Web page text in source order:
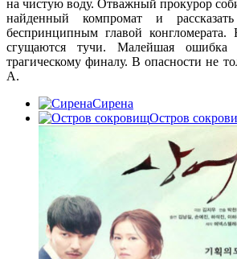
на чистую воду. Отважный прокурор
найденный компромат и
беспринципным главой
сгущаются тучи. Малейшая
трагическому финалу. В опасности не
А.
Сирена
Остров